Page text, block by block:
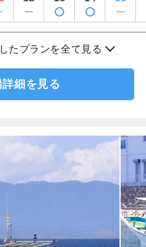
たプランを全て見る
細を見る